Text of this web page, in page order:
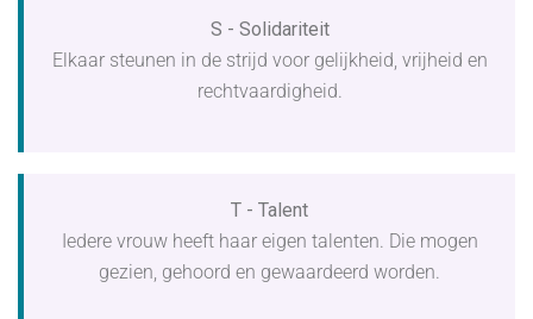
S - Solidariteit
Elkaar steunen in de strijd voor gelijkheid, vrijheid en
rechtvaardigheid.
T - Talent
Iedere vrouw heeft haar eigen talenten. Die mogen
gezien, gehoord en gewaardeerd worden.